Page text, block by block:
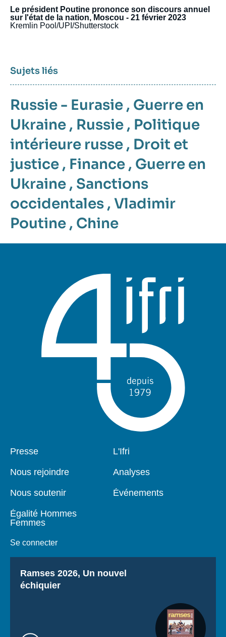
Le président Poutine prononce son discours annuel
sur l'état de la nation, Moscou - 21 février 2023
Kremlin Pool/UPI/Shutterstock
Sujets liés
Russie - Eurasie , Guerre en
Ukraine , Russie , Politique
intérieure russe , Droit et
justice , Finance , Guerre en
Ukraine , Sanctions
occidentales , Vladimir
Poutine , Chine
Pied
Presse
Nous rejoindre
Nous soutenir
Égalité Hommes
Femmes
Se connecter
Navigation
L'Ifri
Analyses
Événements
Titre
Ramses 2026, Un nouvel
échiquier